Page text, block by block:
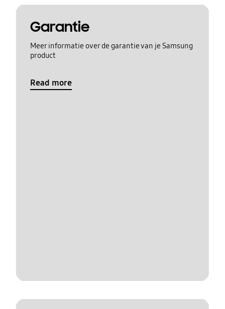
Garantie
Meer informatie over de garantie van je Samsung
product
Read more